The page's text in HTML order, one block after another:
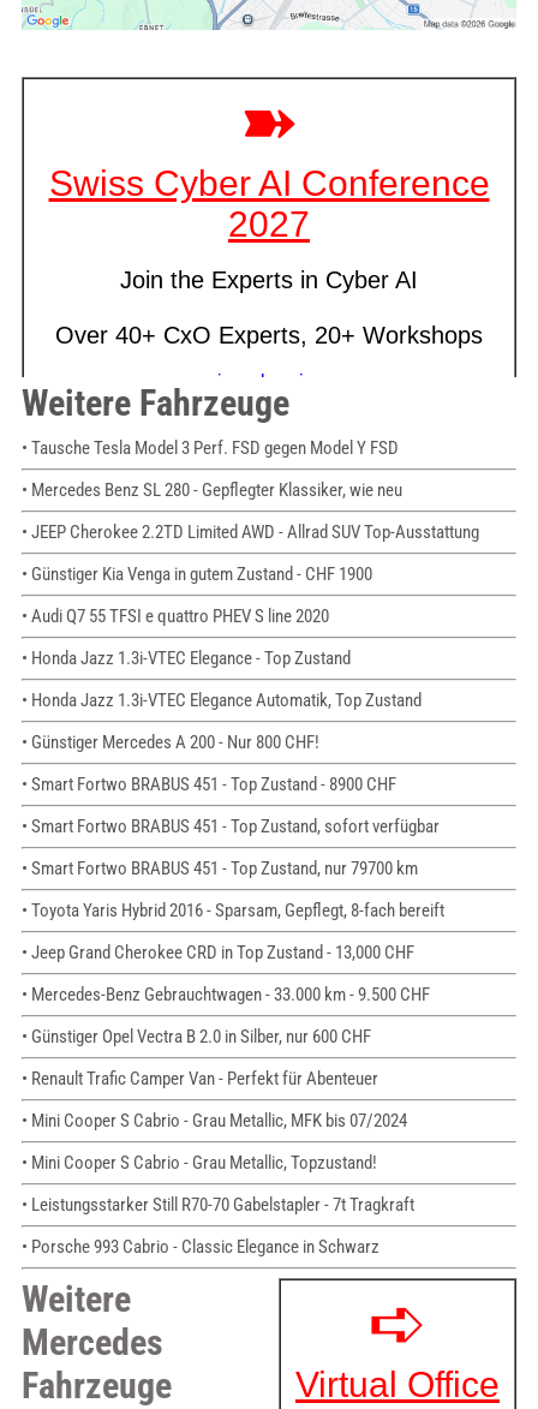
Weitere Fahrzeuge
• Tausche Tesla Model 3 Perf. FSD gegen Model Y FSD
• Mercedes Benz SL 280 - Gepflegter Klassiker, wie neu
• JEEP Cherokee 2.2TD Limited AWD - Allrad SUV Top-Ausstattung
• Günstiger Kia Venga in gutem Zustand - CHF 1900
• Audi Q7 55 TFSI e quattro PHEV S line 2020
• Honda Jazz 1.3i-VTEC Elegance - Top Zustand
• Honda Jazz 1.3i-VTEC Elegance Automatik, Top Zustand
• Günstiger Mercedes A 200 - Nur 800 CHF!
• Smart Fortwo BRABUS 451 - Top Zustand - 8900 CHF
• Smart Fortwo BRABUS 451 - Top Zustand, sofort verfügbar
• Smart Fortwo BRABUS 451 - Top Zustand, nur 79700 km
• Toyota Yaris Hybrid 2016 - Sparsam, Gepflegt, 8-fach bereift
• Jeep Grand Cherokee CRD in Top Zustand - 13,000 CHF
• Mercedes-Benz Gebrauchtwagen - 33.000 km - 9.500 CHF
• Günstiger Opel Vectra B 2.0 in Silber, nur 600 CHF
• Renault Trafic Camper Van - Perfekt für Abenteuer
• Mini Cooper S Cabrio - Grau Metallic, MFK bis 07/2024
• Mini Cooper S Cabrio - Grau Metallic, Topzustand!
• Leistungsstarker Still R70-70 Gabelstapler - 7t Tragkraft
• Porsche 993 Cabrio - Classic Elegance in Schwarz
Weitere
Mercedes
Fahrzeuge